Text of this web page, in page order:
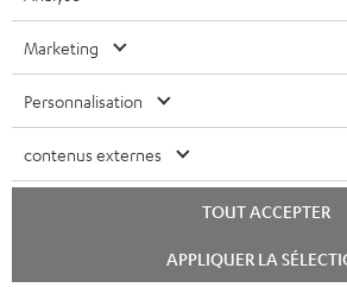
r
FANSHOP
L’HISTOIRE DE TEUFEL
MANAGEMENT
DEVELOPPEMENT DURABLE
FRANCE
ESPAGNE
USA
Sous réserve de modifications techniques, de
erreurs. Les accessoires figurant sur l’image ne
©2026 Lautsprecher Teufel GmbH - Tous droits
Marketing
Personnalisation
contenus externes
TOUT ACCEPTER
APPLIQUER LA